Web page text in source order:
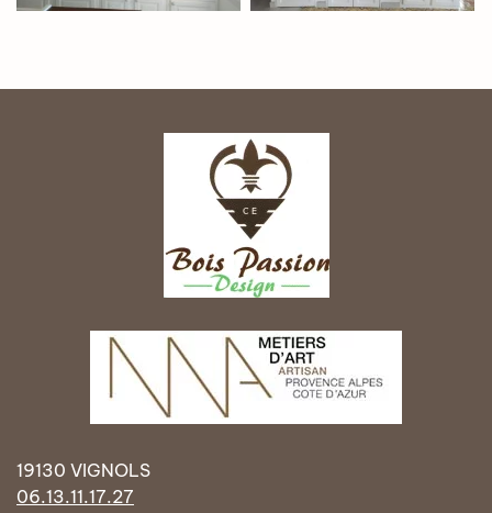
19130 VIGNOLS
06.13.11.17.27